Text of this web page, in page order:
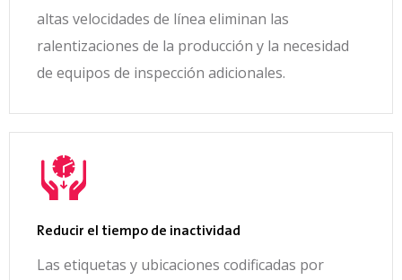
altas velocidades de línea eliminan las
ralentizaciones de la producción y la necesidad
de equipos de inspección adicionales.
Reducir el tiempo de inactividad
Las etiquetas y ubicaciones codificadas por